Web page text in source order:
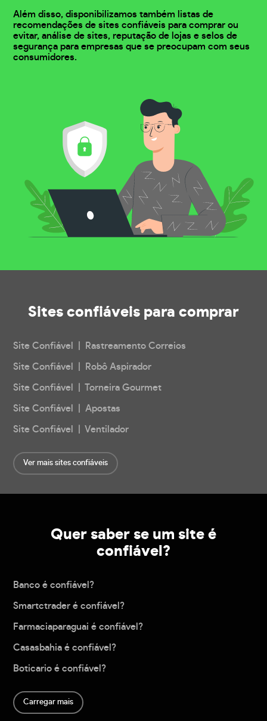
Além disso, disponibilizamos também listas de
recomendações de sites confiáveis para comprar ou
evitar, análise de sites, reputação de lojas e selos de
segurança para empresas que se preocupam com seus
consumidores.
Sites confiáveis para comprar
Site Confiável | Rastreamento Correios
Site Confiável | Robô Aspirador
Site Confiável | Torneira Gourmet
Site Confiável | Apostas
Site Confiável | Ventilador
Ver mais sites confiáveis
Quer saber se um site é
confiável?
Banco é confiável?
Smartctrader é confiável?
Farmaciaparaguai é confiável?
Casasbahia é confiável?
Boticario é confiável?
Carregar mais